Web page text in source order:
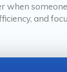
when
and